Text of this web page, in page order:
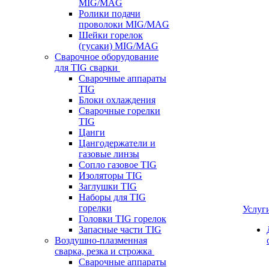
MIG/MAG
Ролики подачи
проволоки MIG/MAG
Шейки горелок
(гусаки) MIG/MAG
Сварочное оборудование
для TIG сварки
Сварочные аппараты
TIG
Блоки охлаждения
Сварочные горелки
TIG
Цанги
Цангодержатели и
газовые линзы
Сопло газовое TIG
Изоляторы TIG
Заглушки TIG
Наборы для TIG
горелки
Головки TIG горелок
Запасные части TIG
Воздушно-плазменная
сварка, резка и строжка
Сварочные аппараты